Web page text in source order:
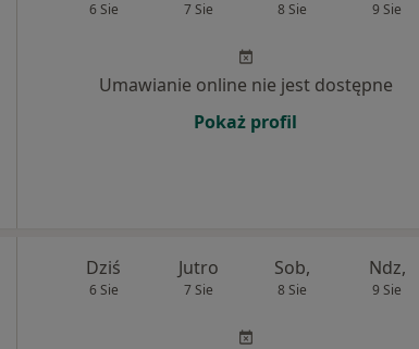
6 Sie 7 Sie 8 Sie 9 Sie
Umawianie online nie jest dostępne
Pokaż profil
Dziś
6 Sie
Jutro
7 Sie
Sob,
8 Sie
Ndz,
9 Sie